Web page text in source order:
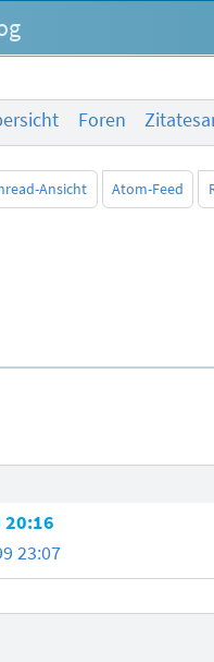
Foren
Ansicht Atom-Feed
20:16
23:07